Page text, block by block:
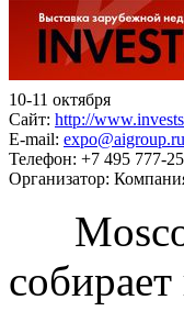
10-11 октября
Сайт: http://
E-mail: expo@aigroup.ru
Телефон: +7 495 777-
Организатор: